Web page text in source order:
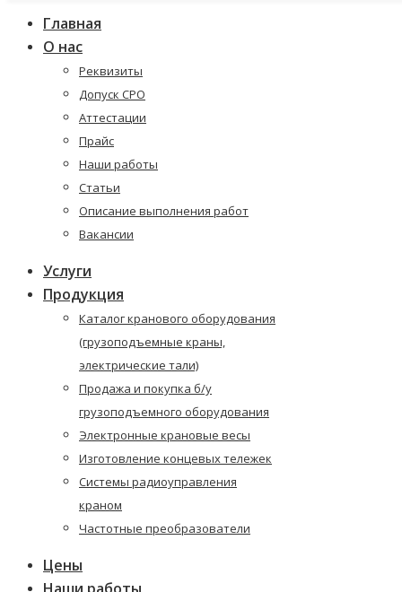
Главная
О нас
Реквизиты
Допуск СРО
Аттестации
Прайс
Наши работы
Статьи
Описание выполнения работ
Вакансии
Услуги
Продукция
Каталог кранового оборудования
(грузоподъемные краны,
электрические тали)
Продажа и покупка б/у
грузоподъемного оборудования
Электронные крановые весы
Изготовление концевых тележек
Системы радиоуправления
краном
Частотные преобразователи
Цены